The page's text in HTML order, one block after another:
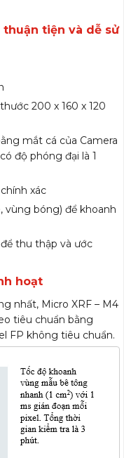
thuận tiện và dễ sử
200 x 160 x 120
mắt cá của Camera
độ phóng đại là 1
xác
vùng bóng) để khoanh
thu thập và ước
hoạt
nhất, Micro XRF – M4
tiêu chuẩn bằng
FP không tiêu chuẩn.